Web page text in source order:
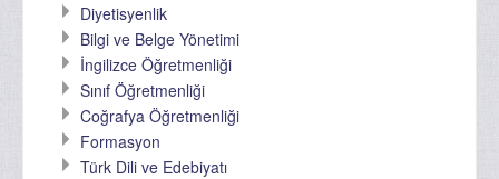
Diyetisyenlik
Bilgi ve Belge Yönetimi
İngilizce Öğretmenliği
Sınıf Öğretmenliği
Coğrafya Öğretmenliği
Formasyon
Türk Dili ve Edebiyatı